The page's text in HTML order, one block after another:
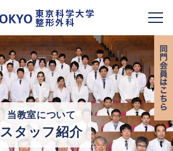
東京科学大学
整形外科
当教室について
スタッフ紹介